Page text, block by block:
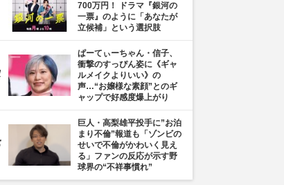
700万円！ ドラマ『銀河の
一票』のように「あなたが
立候補」という選択肢
ぱーてぃーちゃん・信子、
衝撃のすっぴん姿に《ギャ
ルメイクよりいい》の
声…“お嬢様な素顔”とのギ
ャップで好感度爆上がり
巨人・高梨雄平投手に”お泊
まり不倫”報道も「ゾンビの
せいで不倫がかわいく見え
る」ファンの反応が示す野
球界の“不祥事慣れ”